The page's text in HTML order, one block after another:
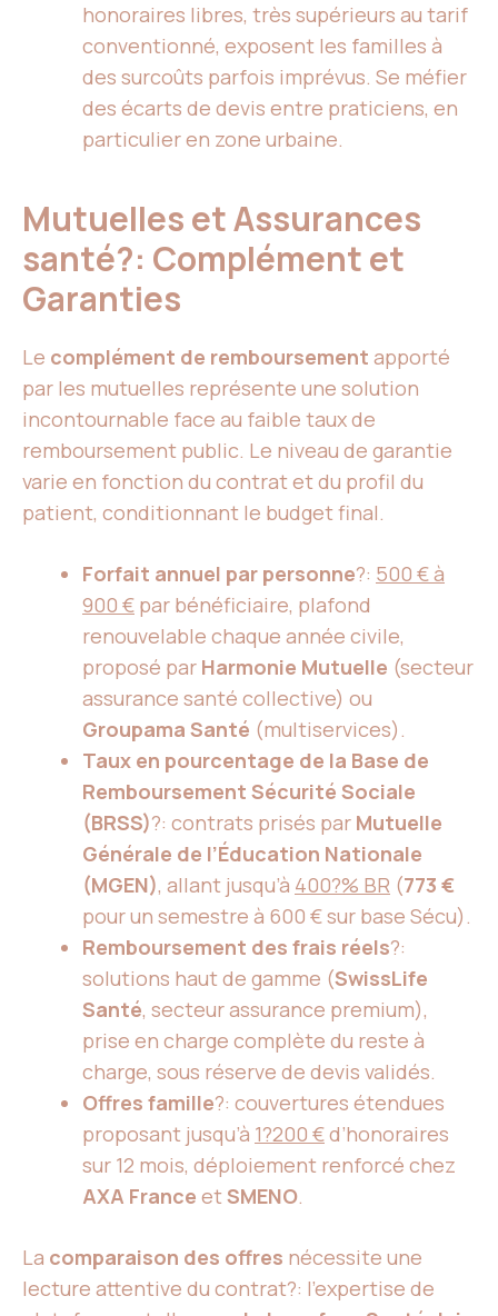
honoraires libres, très supérieurs au tarif
conventionné, exposent les familles à
des surcoûts parfois imprévus. Se méfier
des écarts de devis entre praticiens, en
particulier en zone urbaine.
Mutuelles et Assurances
santé?: Complément et
Garanties
Le complément de remboursement apporté
par les mutuelles représente une solution
incontournable face au faible taux de
remboursement public. Le niveau de garantie
varie en fonction du contrat et du profil du
patient, conditionnant le budget final.
Forfait annuel par personne?: 500 € à
900 € par bénéficiaire, plafond
renouvelable chaque année civile,
proposé par Harmonie Mutuelle (secteur
assurance santé collective) ou
Groupama Santé (multiservices).
Taux en pourcentage de la Base de
Remboursement Sécurité Sociale
(BRSS)?: contrats prisés par Mutuelle
Générale de l’Éducation Nationale
(MGEN), allant jusqu’à 400?% BR (773 €
pour un semestre à 600 € sur base Sécu).
Remboursement des frais réels?:
solutions haut de gamme (SwissLife
Santé, secteur assurance premium),
prise en charge complète du reste à
charge, sous réserve de devis validés.
Offres famille?: couvertures étendues
proposant jusqu’à 1?200 €d’honoraires
sur 12 mois, déploiement renforcé chez
AXA France etSMENO.
La comparaison des offres nécessite une
lecture attentive du contrat?: l’expertise de